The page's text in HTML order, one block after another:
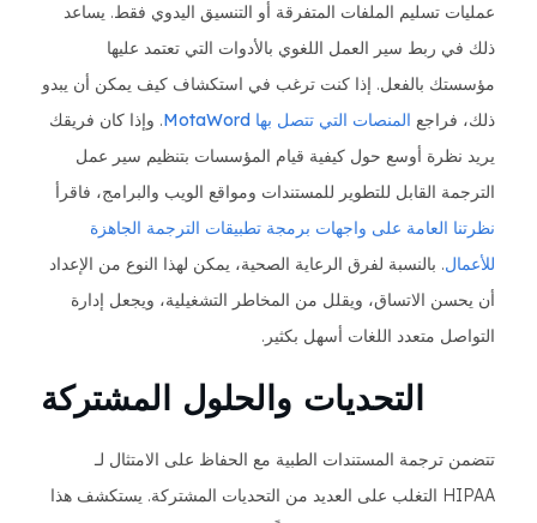
عمليات تسليم الملفات المتفرقة أو التنسيق اليدوي فقط. يساعد
ذلك في ربط سير العمل اللغوي بالأدوات التي تعتمد عليها
مؤسستك بالفعل. إذا كنت ترغب في استكشاف كيف يمكن أن يبدو
ذلك، فراجع المنصات التي تتصل بها MotaWord
. وإذا كان فريقك
يريد نظرة أوسع حول كيفية قيام المؤسسات بتنظيم سير عمل
الترجمة القابل للتطوير للمستندات ومواقع الويب والبرامج، فاقرأ
نظرتنا العامة على واجهات برمجة تطبيقات الترجمة الجاهزة
للأعمال. بالنسبة لفرق الرعاية الصحية، يمكن لهذا النوع من الإعداد
أن يحسن الاتساق، ويقلل من المخاطر التشغيلية، ويجعل إدارة
التواصل متعدد اللغات أسهل بكثير.
التحديات والحلول المشتركة
تتضمن ترجمة المستندات الطبية مع الحفاظ على الامتثال لـ
HIPAA التغلب على العديد من التحديات المشتركة. يستكشف هذا